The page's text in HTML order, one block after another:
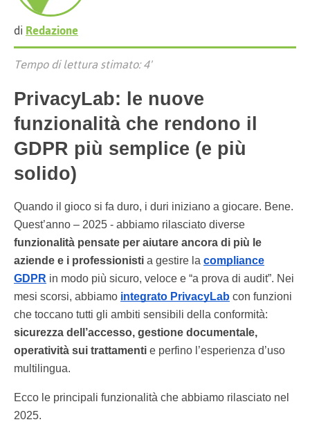
diRedazione
Tempo di lettura stimato: 4'
PrivacyLab: le nuove
funzionalità che rendono il
GDPR più semplice (e più
solido)
Quando il gioco si fa duro, i duri iniziano a giocare. Bene.
Quest’anno – 2025 - abbiamo rilasciato diverse
funzionalità pensate per aiutare ancora di più le
aziende e i professionisti a gestire la compliance
GDPR in modo più sicuro, veloce e “a prova di audit”. Nei
mesi scorsi, abbiamo integrato PrivacyLab con funzioni
che toccano tutti gli ambiti sensibili della conformità:
sicurezza dell’accesso, gestione documentale,
operatività sui trattamenti e perfino l’esperienza d’uso
multilingua.
Ecco le principali funzionalità che abbiamo rilasciato nel
2025.